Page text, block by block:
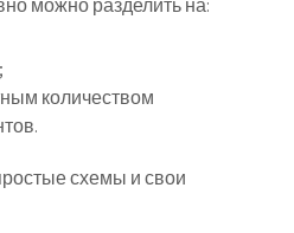
можно разделить на:
количеством
схемы и свои